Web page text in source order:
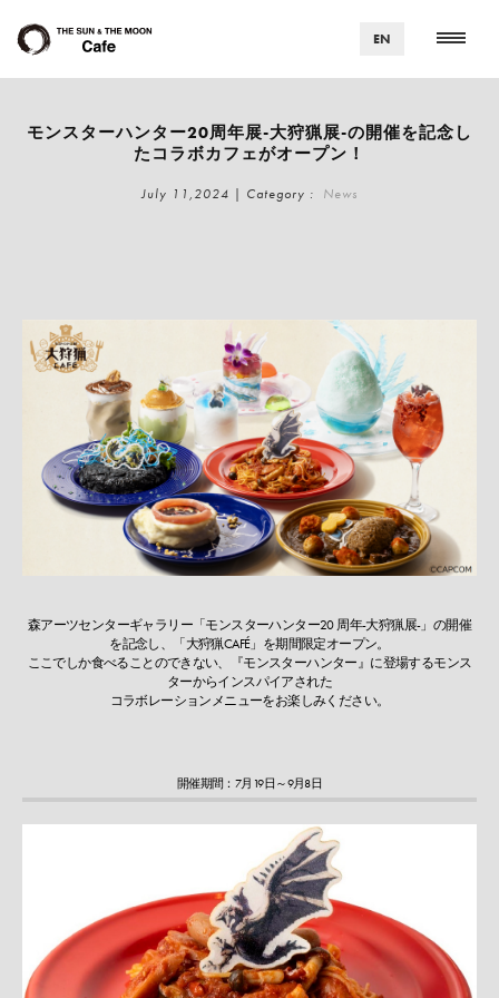
EN
モンスターハンター20周年展-大狩猟展-の開催を記念し
たコラボカフェがオープン！
July 11,2024 | Category : News
森アーツセンターギャラリー「モンスターハンター20 周年-⼤狩猟展-」の開催
を記念し、「⼤狩猟CAFÉ」を期間限定オープン。
ここでしか食べることのできない、『モンスターハンター』に登場するモンス
ターからインスパイアされた
コラボレーションメニューをお楽しみください。
開催期間：7月19日～9月8日